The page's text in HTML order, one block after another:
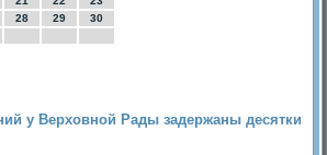
28 29
30
у Верховной Рады задержаны десятки